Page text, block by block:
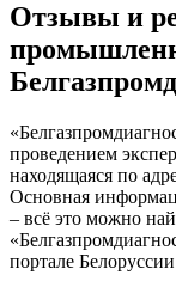
Отзывы и
проведением
находящаяся по
Основная
– всё это можно
портале